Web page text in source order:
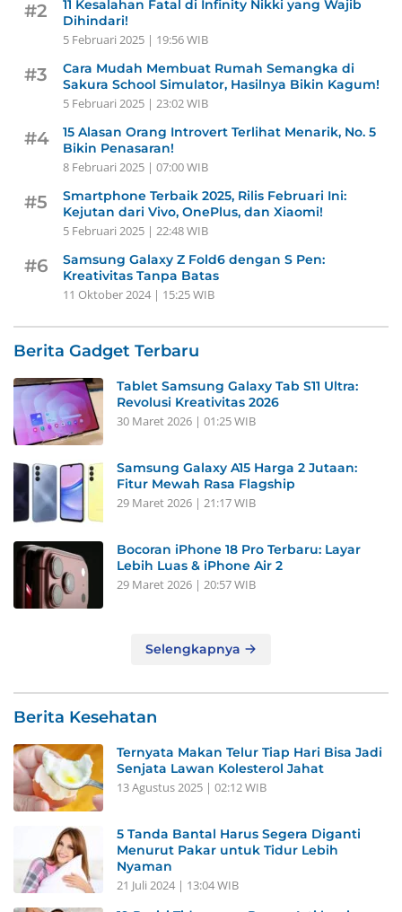
#2
11 Kesalahan Fatal di Infinity Nikki yang Wajib
Dihindari!
5 Februari 2025 | 19:56 WIB
#3
Cara Mudah Membuat Rumah Semangka di
Sakura School Simulator, Hasilnya Bikin Kagum!
5 Februari 2025 | 23:02 WIB
#4
15 Alasan Orang Introvert Terlihat Menarik, No. 5
Bikin Penasaran!
8 Februari 2025 | 07:00 WIB
#5
Smartphone Terbaik 2025, Rilis Februari Ini:
Kejutan dari Vivo, OnePlus, dan Xiaomi!
5 Februari 2025 | 22:48 WIB
#6
Samsung Galaxy Z Fold6 dengan S Pen:
Kreativitas Tanpa Batas
11 Oktober 2024 | 15:25 WIB
Berita Gadget Terbaru
Tablet Samsung Galaxy Tab S11 Ultra:
Revolusi Kreativitas 2026
30 Maret 2026 | 01:25 WIB
Samsung Galaxy A15 Harga 2 Jutaan:
Fitur Mewah Rasa Flagship
29 Maret 2026 | 21:17 WIB
Bocoran iPhone 18 Pro Terbaru: Layar
Lebih Luas & iPhone Air 2
29 Maret 2026 | 20:57 WIB
Selengkapnya
Berita Kesehatan
Ternyata Makan Telur Tiap Hari Bisa Jadi
Senjata Lawan Kolesterol Jahat
13 Agustus 2025 | 02:12 WIB
5 Tanda Bantal Harus Segera Diganti
Menurut Pakar untuk Tidur Lebih
Nyaman
21 Juli 2024 | 13:04 WIB